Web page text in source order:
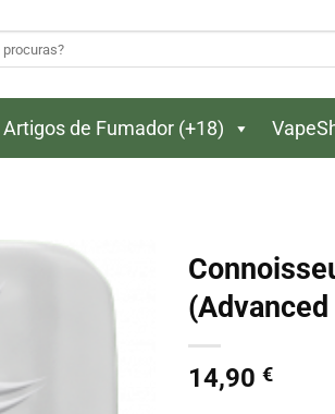
Artigos de Fumador (+18)
14,90 €